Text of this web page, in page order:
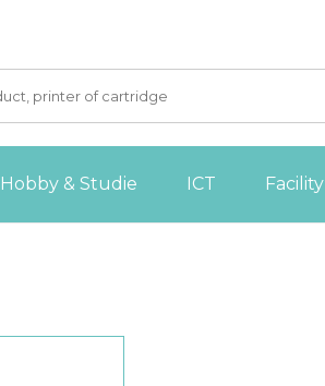
Hobby & Studie ICT Facility